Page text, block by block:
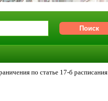
по статье 17-б расписания